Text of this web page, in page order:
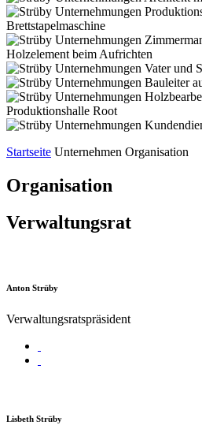
Startseite Unternehmen Organisation
Organisation
Verwaltungsrat
Anton Strüby
Verwaltungsratspräsident
Lisbeth Strüby